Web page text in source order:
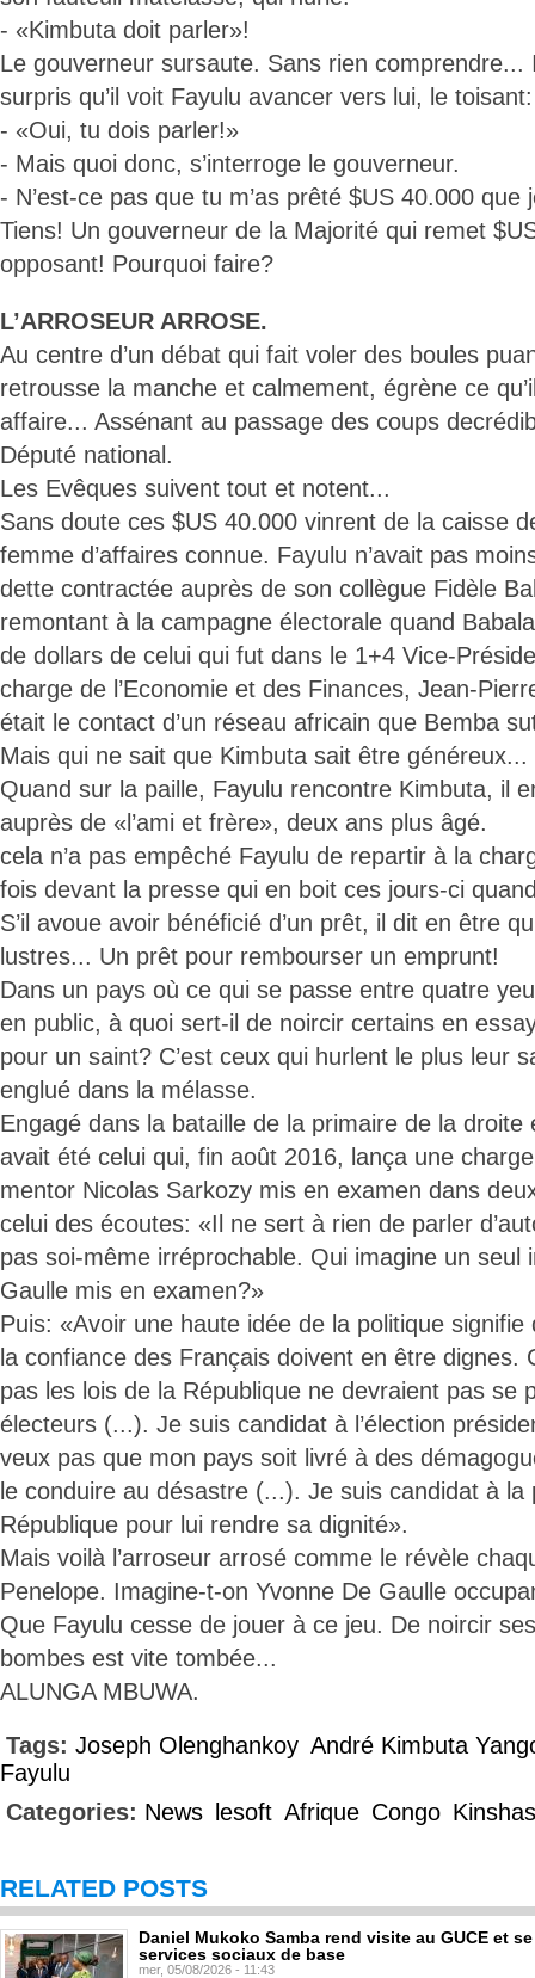
- «Kimbuta doit parler»!
Le gouverneur sursaute. Sans rien comprendre...
surpris qu’il voit Fayulu avancer vers lui, le toisant:
- «Oui, tu dois parler!»
- Mais quoi donc, s’interroge le gouverneur.
- N’est-ce pas que tu m’as prêté $US 40.000 que
Tiens! Un gouverneur de la Majorité qui remet
opposant! Pourquoi faire?
L’ARROSEUR ARROSE.
Au centre d’un débat qui fait voler des boules
retrousse la manche et calmement, égrène ce
affaire... Assénant au passage des coups
Député national.
Les Evêques suivent tout et notent...
Sans doute ces $US 40.000 vinrent de la caisse
femme d’affaires connue. Fayulu n’avait pas
dette contractée auprès de son collègue Fidèle
remontant à la campagne électorale quand
de dollars de celui qui fut dans le 1+4 Vice-
charge de l’Economie et des Finances, Jean-
était le contact d’un réseau africain que Bemba
Mais qui ne sait que Kimbuta sait être généreux...
Quand sur la paille, Fayulu rencontre Kimbuta, il
auprès de «l’ami et frère», deux ans plus âgé.
cela n’a pas empêché Fayulu de repartir à la
fois devant la presse qui en boit ces jours-ci
S’il avoue avoir bénéficié d’un prêt, il dit en être
lustres... Un prêt pour rembourser un emprunt!
Dans un pays où ce qui se passe entre quatre
en public, à quoi sert-il de noircir certains en
pour un saint? C’est ceux qui hurlent le plus leur
englué dans la mélasse.
Engagé dans la bataille de la primaire de la droite
avait été celui qui, fin août 2016, lança une
mentor Nicolas Sarkozy mis en examen dans
celui des écoutes: «Il ne sert à rien de parler
pas soi-même irréprochable. Qui imagine un seul
Gaulle mis en examen?»
Puis: «Avoir une haute idée de la politique
la confiance des Français doivent en être dignes.
pas les lois de la République ne devraient pas se
électeurs (...). Je suis candidat à l’élection
veux pas que mon pays soit livré à des
le conduire au désastre (...). Je suis candidat à la
République pour lui rendre sa dignité».
Mais voilà l’arroseur arrosé comme le révèle
Penelope. Imagine-t-on Yvonne De Gaulle
Que Fayulu cesse de jouer à ce jeu. De noircir
bombes est vite tombée...
ALUNGA MBUWA.
Tags: Joseph Olenghankoy André Kimbuta
Fayulu
Categories: News lesoft Afrique Congo
RELATED POSTS
Daniel Mukoko Samba rend visite au GUCE et
services sociaux de base
mer, 05/08/2026 - 11:43